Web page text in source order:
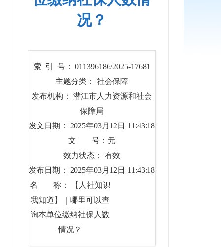
况？
索 引 号： 011396186/2025-17681
主题分类： 社会保障
发布机构： 潜江市人力资源和社会
保障局
发文日期： 2025年03月12日 11:43:18
文 号：无
效力状态： 有效
发布日期： 2025年03月12日 11:43:18
名 称： 【人社知识
我知道】｜哪里可以查
询本单位缴纳社保人数
情况？